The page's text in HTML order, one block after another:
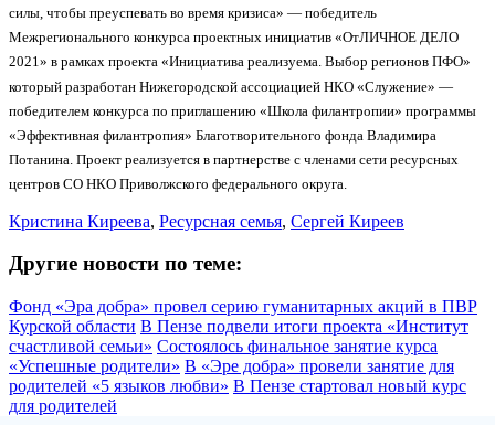
силы, чтобы преуспевать во время кризиса» — победитель
Межрегионального конкурса проектных инициатив «ОтЛИЧНОЕ ДЕЛО
2021» в рамках проекта «Инициатива реализуема. Выбор регионов ПФО»
который разработан Нижегородской ассоциацией НКО «Служение» —
победителем конкурса по приглашению «Школа филантропии» программы
«Эффективная филантропия» Благотворительного фонда Владимира
Потанина. Проект реализуется в партнерстве с членами сети ресурсных
центров СО НКО Приволжского федерального округа.
Кристина Киреева, Ресурсная семья, Сергей Киреев
Другие новости по теме:
Фонд «Эра добра» провел серию гуманитарных акций в ПВР
Курской области В Пензе подвели итоги проекта «Институт
счастливой семьи» Состоялось финальное занятие курса
«Успешные родители» В «Эре добра» провели занятие для
родителей «5 языков любви» В Пензе стартовал новый курс
для родителей